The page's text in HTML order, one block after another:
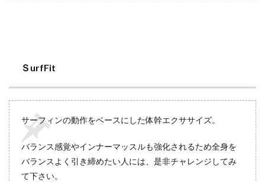
ＳurfFit
サーフィンの動作をベースにした体幹エクササイズ。
バランス感覚やインナーマッスルも強化されるため全身を
バランスよく引き締めたい人には、是非チャレンジしてみ
て下さい。